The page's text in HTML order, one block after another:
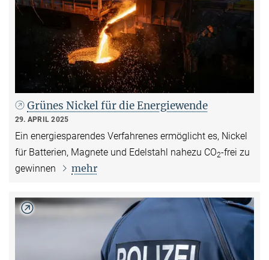
Grünes Nickel für die Energiewende
29. APRIL 2025
Ein energiesparendes Verfahrenes ermöglicht es, Nickel
für Batterien, Magnete und Edelstahl nahezu CO2-frei zu
gewinnen
mehr